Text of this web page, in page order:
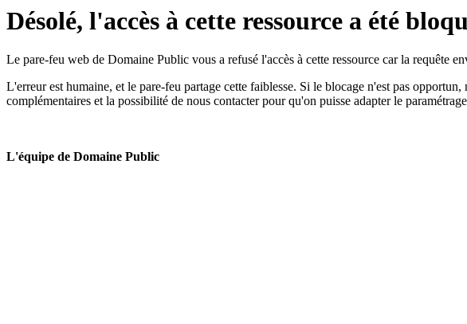
Désolé, l'accès à cette ressource a été
Le pare-feu web de Domaine Public vous a refusé l'accès à cette ressource car la requête
L'erreur est humaine, et le pare-feu partage cette faiblesse. Si le blocage n'est pas
complémentaires et la possibilité de nous contacter pour qu'on puisse adapter le
L'équipe de Domaine Public